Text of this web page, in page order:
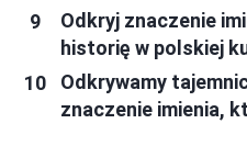
Odkryj znaczenie
historię w polskiej
Odkrywamy
znaczenie imienia,